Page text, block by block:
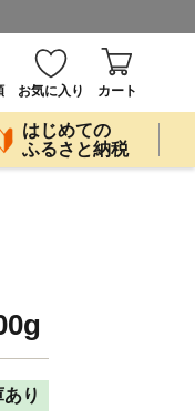
お気に入り カート
はじめての
ふるさと納税
り